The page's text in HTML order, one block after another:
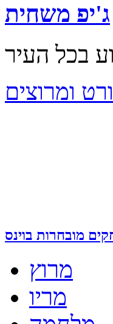
ג'יפ משחית
ומרוצים
מובחרות בוינס
מרוץ
מריו